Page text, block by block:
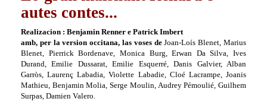
autes contes...
Realizacion : Benjamin Renner e Patrick Imbert
amb, per la version occitana, las voses de Joan-Loís Blenet, Marius
Blenet, Pierrick Bordenave, Monica Burg, Erwan Da Silva, Ives
Durand, Emilie Dussarat, Emilie Esquerré, Danis Galvier, Alban
Garròs, Laurenç Labadia, Violette Labadie, Cloé Lacrampe, Joanis
Mathieu, Benjamin Molia, Serge Moulin, Audrey Pémoulié, Guilhem
Surpas, Damien Valero.